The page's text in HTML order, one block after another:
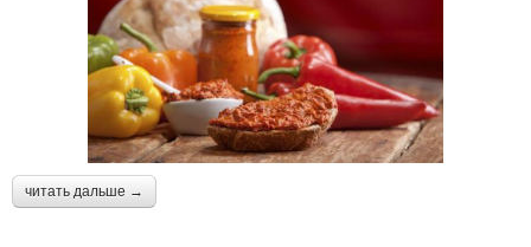
Баклажаны в томатном
соусе
Заливка на зиму
читать дальше →